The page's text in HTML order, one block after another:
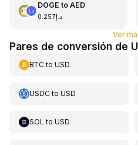
DOGE to AED
د.إ0.257
Ver
Pares de conversión de
BTCto USD
USDCto USD
SOL to USD